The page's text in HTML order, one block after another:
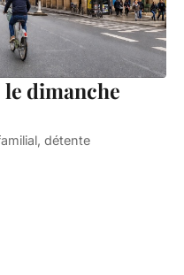
le dimanche
détente